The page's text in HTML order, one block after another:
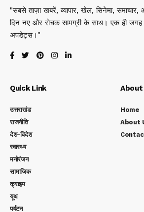
"सबसे ताज़ा खबरें, व्यापार, खेल, सिनेमा, समाचार,
दिन नए और रोचक सामग्री के साथ। एक ही जगह
अपडेट्स।"
Quick Link
उत्तराखंड
राजनीति
देश-विदेश
स्वास्थ्य
मनोरंजन
सामाजिक
क्राइम
यूथ
पर्यटन
About
Home
About